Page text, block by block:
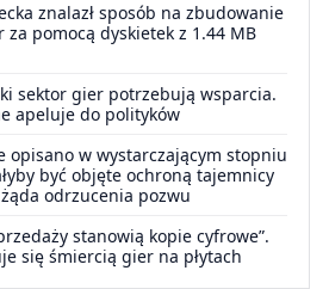
znalazł sposób na zbudowanie
pomocą dyskietek z 1.44 MB
sektor gier potrzebują wsparcia.
apeluje do polityków
opisano w wystarczającym stopniu
być objęte ochroną tajemnicy
odrzucenia pozwu
stanowią kopie cyfrowe”.
się śmiercią gier na płytach